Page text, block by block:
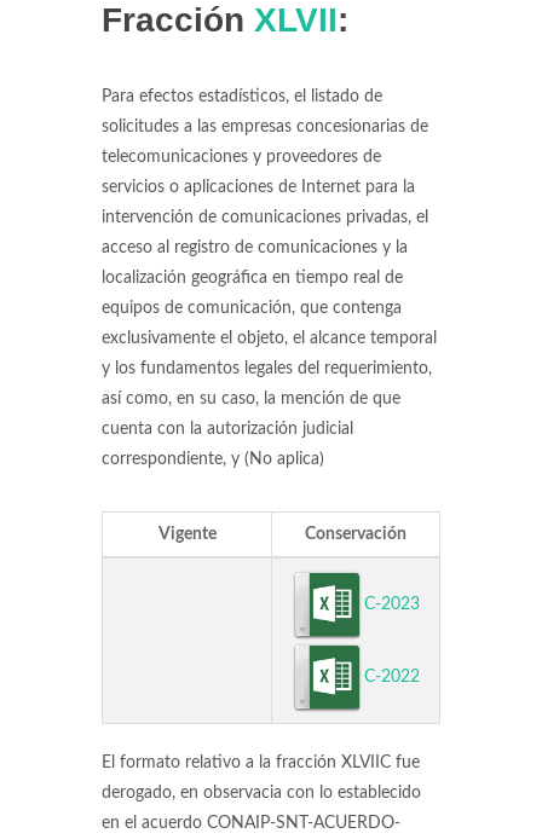
Fracción XLVII:
Para efectos estadísticos, el listado de
solicitudes a las empresas concesionarias de
telecomunicaciones y proveedores de
servicios o aplicaciones de Internet para la
intervención de comunicaciones privadas, el
acceso al registro de comunicaciones y la
localización geográfica en tiempo real de
equipos de comunicación, que contenga
exclusivamente el objeto, el alcance temporal
y los fundamentos legales del requerimiento,
así como, en su caso, la mención de que
cuenta con la autorización judicial
correspondiente, y (No aplica)
Vigente Conservación
C-2023
C-2022
El formato relativo a la fracción XLVIIC fue
derogado, en observacia con lo establecido
en el acuerdo CONAIP-SNT-ACUERDO-